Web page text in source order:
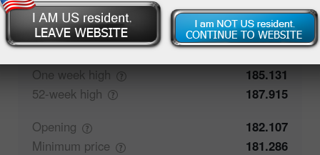
Closing
182.108
One week high
185.131
52-week high
187.915
Opening
182.107
Minimum price
181.286